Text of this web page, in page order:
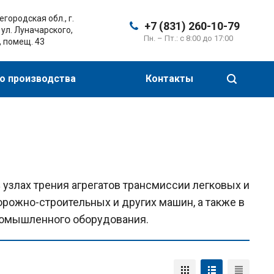
+7 (831) 260-10-79
Пн. – Пт.: с 8:00 до 17:00
обл., г.
Луначарского,
помещ. 43
производства Контакты
трения агрегатов трансмиссии легковых и
строительных и других машин, а также в
оборудования.